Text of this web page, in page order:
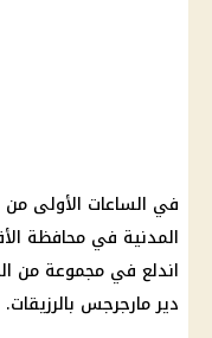
في الساعات الأولى من
المدنية في محافظة
اندلع في مجموعة من
دير مارجرجس بالرزيقات.